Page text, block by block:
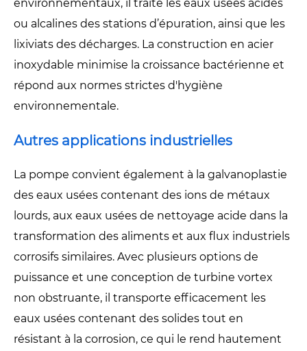
environnementaux, il traite les eaux usées acides
ou alcalines des stations d’épuration, ainsi que les
lixiviats des décharges. La construction en acier
inoxydable minimise la croissance bactérienne et
répond aux normes strictes d'hygiène
environnementale.
Autres applications industrielles
La pompe convient également à la galvanoplastie
des eaux usées contenant des ions de métaux
lourds, aux eaux usées de nettoyage acide dans la
transformation des aliments et aux flux industriels
corrosifs similaires. Avec plusieurs options de
puissance et une conception de turbine vortex
non obstruante, il transporte efficacement les
eaux usées contenant des solides tout en
résistant à la corrosion, ce qui le rend hautement